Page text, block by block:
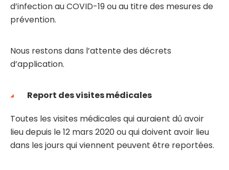
d’infection au COVID-19 ou au titre des mesures de
prévention.
Nous restons dans l’attente des décrets
d’application.
Report des visites médicales
Toutes les visites médicales qui auraient dû avoir
lieu depuis le 12 mars 2020 ou qui doivent avoir lieu
dans les jours qui viennent peuvent être reportées.